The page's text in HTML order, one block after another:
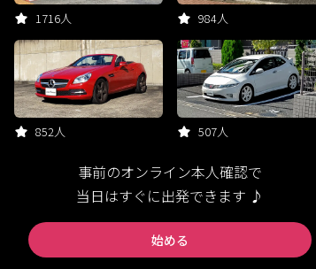
1716人 984人
852人 507人
事前のオンライン本人確認で
当日はすぐに出発できます ♪
始める